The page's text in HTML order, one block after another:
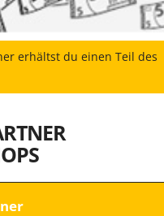
erhältst du einen Teil des